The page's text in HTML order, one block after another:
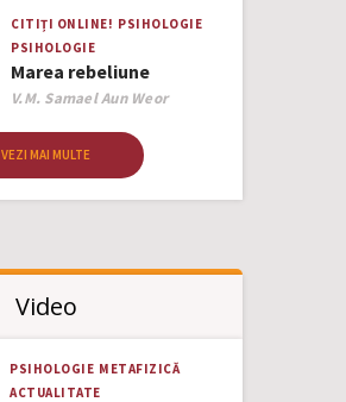
CITIȚI ONLINE! PSIHOLOGIE
PSIHOLOGIE
Marea rebeliune
Author
V.M. Samael Aun Weor
VEZI MAI MULTE
Video
PSIHOLOGIE METAFIZICĂ
ACTUALITATE